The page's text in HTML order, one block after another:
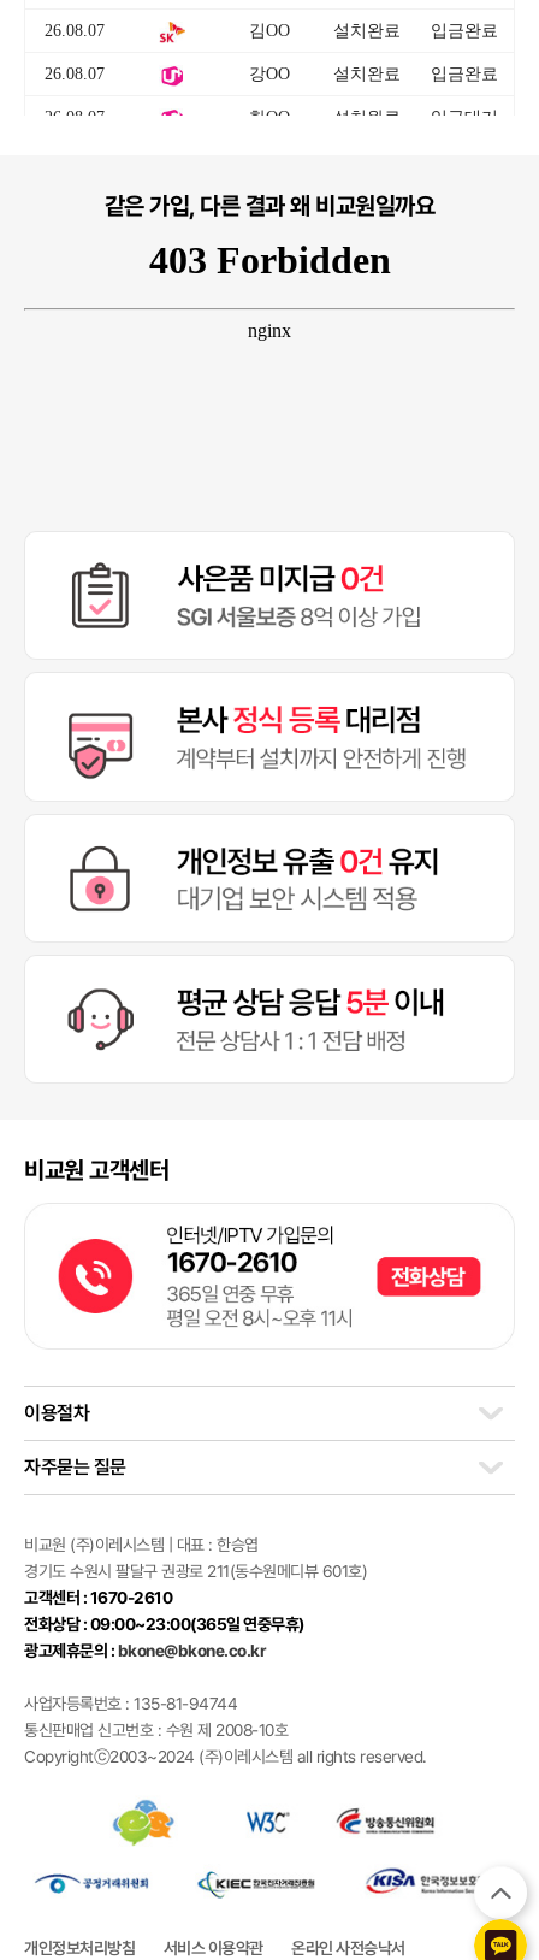
같은 가입, 다른 결과 왜 비교원일까요
비교원 고객센터
이용절차
자주묻는 질문
비교원 (주)이레시스템 | 대표 : 한승엽
경기도 수원시 팔달구 권광로 211(동수원메디뷰 601호)
고객센터 : 1670-2610
전화상담 : 09:00~23:00(365일 연중무휴)
광고제휴문의 :bkone@bkone.co.kr
사업자등록번호 : 135-81-94744
통신판매업 신고번호 : 수원 제 2008-10호
Copyrightⓒ2003~2024 (주)이레시스템 all rights reserved.
개인정보처리방침 서비스 이용약관 온라인 사전승낙서